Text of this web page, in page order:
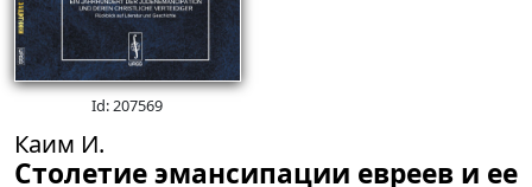
Id: 207569
Каим И.
Столетие эмансипации евреев и ее